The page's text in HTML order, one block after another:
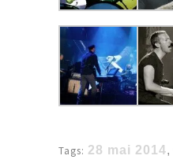
Tags: 28 mai 2014,